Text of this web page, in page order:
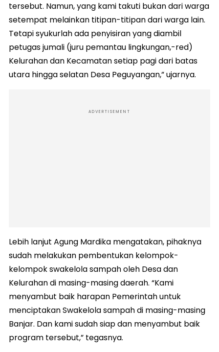
tersebut. Namun, yang kami takuti bukan dari warga
setempat melainkan titipan-titipan dari warga lain.
Tetapi syukurlah ada penyisiran yang diambil
petugas jumali (juru pemantau lingkungan,-red)
Kelurahan dan Kecamatan setiap pagi dari batas
utara hingga selatan Desa Peguyangan,” ujarnya.
ADVERTISEMENT
Lebih lanjut Agung Mardika mengatakan, pihaknya
sudah melakukan pembentukan kelompok-
kelompok swakelola sampah oleh Desa dan
Kelurahan di masing-masing daerah. “Kami
menyambut baik harapan Pemerintah untuk
menciptakan Swakelola sampah di masing-masing
Banjar. Dan kami sudah siap dan menyambut baik
program tersebut,” tegasnya.